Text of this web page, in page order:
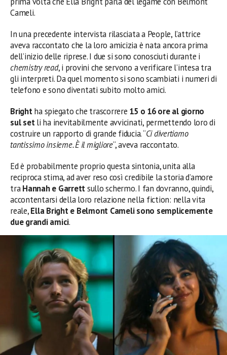
Cameli.
In una precedente intervista rilasciata a People, l’attrice
aveva raccontato che la loro amicizia è nata ancora prima
dell’inizio delle riprese. I due si sono conosciuti durante i
chemistry read, i provini che servono a verificare l’intesa tra
gli interpreti. Da quel momento si sono scambiati i numeri di
telefono e sono diventati subito molto amici.
Brightha spiegato che trascorrere 15 o 16 ore al giorno
sul setli ha inevitabilmente avvicinati, permettendo loro di
costruire un rapporto di grande fiducia. “Ci divertiamo
tantissimo insieme. È il migliore“, aveva raccontato.
Ed è probabilmente proprio questa sintonia, unita alla
reciproca stima, ad aver reso così credibile la storia d’amore
traHannah e Garrettsullo schermo. I fan dovranno, quindi,
accontentarsi della loro relazione nella fiction: nella vita
reale,Ella Bright e Belmont Cameli sono semplicemente
due grandi amici.